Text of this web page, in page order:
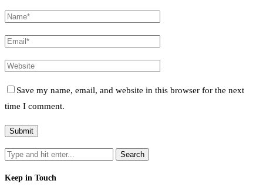
Save my name, email, and website in this browser for the next
time I comment.
Keep in Touch